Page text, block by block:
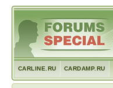
CARLINE.RU CARDAMP.RU